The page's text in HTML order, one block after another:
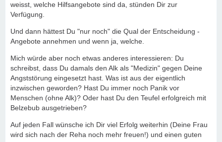
weisst, welche Hilfsangebote sind da, stünden Dir zur
Verfügung.
Und dann hättest Du "nur noch" die Qual der Entscheidung -
Angebote annehmen und wenn ja, welche.
Mich würde aber noch etwas anderes interessieren: Du
schreibst, dass Du damals den Alk als "Medizin" gegen Deine
Angststörung eingesetzt hast. Was ist aus der eigentlich
inzwischen geworden? Hast Du immer noch Panik vor
Menschen (ohne Alk)? Oder hast Du den Teufel erfolgreich mit
Belzebub ausgetrieben?
Auf jeden Fall wünsche ich Dir viel Erfolg weiterhin (Deine Frau
wird sich nach der Reha noch mehr freuen!) und einen guten